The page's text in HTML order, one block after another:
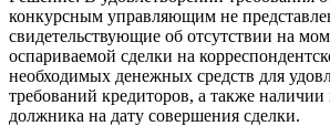
конкурсным управляющим не
свидетельствующие об отсутствии на
оспариваемой сделки на
необходимых денежных средств для
требований кредиторов, а также наличии
должника на дату совершения сделки.